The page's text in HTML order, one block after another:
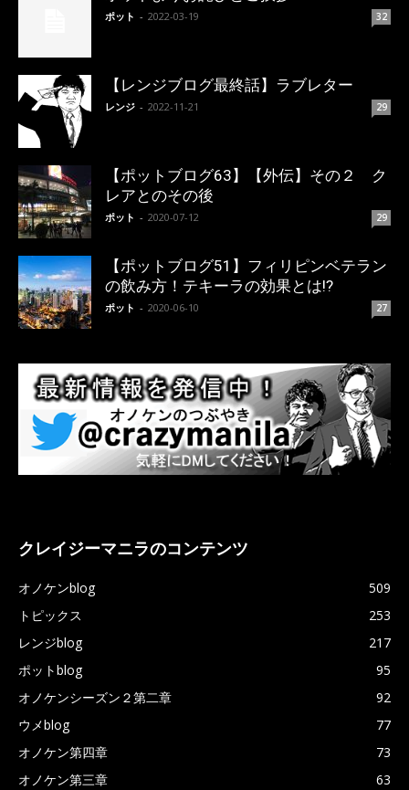
ポット - 2022-03-19 32
【レンジブログ最終話】ラブレター
レンジ - 2022-11-21 29
【ポットブログ63】【外伝】その２ ク
レアとのその後
ポット - 2020-07-12 29
【ポットブログ51】フィリピンベテラン
の飲み方！テキーラの効果とは!?
ポット - 2020-06-10 27
クレイジーマニラのコンテンツ
オノケンblog
509
トピックス
253
レンジblog
217
ポットblog
95
オノケンシーズン２第二章
92
ウメblog
77
オノケン第四章
73
オノケン第三章
63